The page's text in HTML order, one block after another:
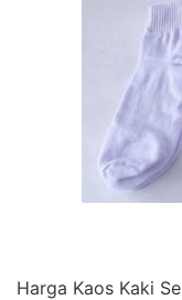
Harga Kaos Kaki